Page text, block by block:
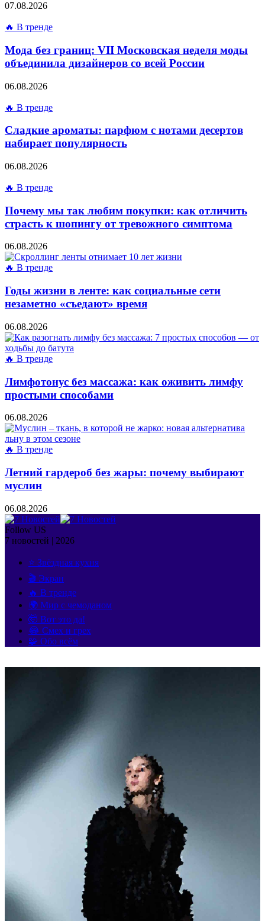
07.08.2026
🔥 В тренде
Мода без границ: VII Московская неделя моды
объединила дизайнеров со всей России
06.08.2026
🔥 В тренде
Сладкие ароматы: парфюм с нотами десертов
набирает популярность
06.08.2026
🔥 В тренде
Почему мы так любим покупки: как отличить
страсть к шопингу от тревожного симптома
06.08.2026
🔥 В тренде
Годы жизни в ленте: как социальные сети
незаметно «съедают» время
06.08.2026
🔥 В тренде
Лимфотонус без массажа: как оживить лимфу
простыми способами
06.08.2026
🔥 В тренде
Летний гардероб без жары: почему выбирают
муслин
06.08.2026
Follow US
7 новостей | 2026
⭐ Звёздная кухня
🎬 Экран
🔥 В тренде
🌍 Мир с чемоданом
🤯 Вот это да!
😂 Смех и грех
🧩 Обо всём